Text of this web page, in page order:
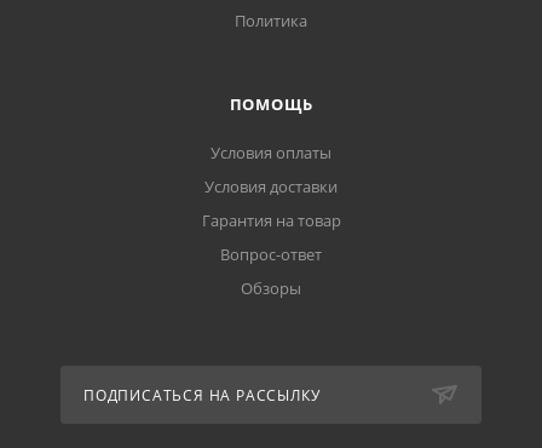
Политика
ПОМОЩЬ
Условия оплаты
Условия доставки
Гарантия на товар
Вопрос-ответ
Обзоры
ПОДПИСАТЬСЯ НА РАССЫЛКУ